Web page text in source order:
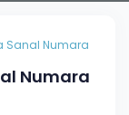
Sanal Numara
Numara